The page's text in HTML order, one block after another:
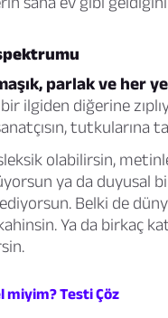
parlak ve her
bir ilgiden diğerine
tutkularına
olabilirsin,
ya da duyusal
Belki de
Ya da birkaç
miyim? Testi Çöz